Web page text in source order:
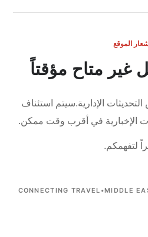
الموقع
غير متاح مؤقتاً
الإدارية.سيتم استئناف
الإخبارية في أقرب وقت ممكن.
لتفهمكم.
CONNECTING TRAVEL •MIDDLE